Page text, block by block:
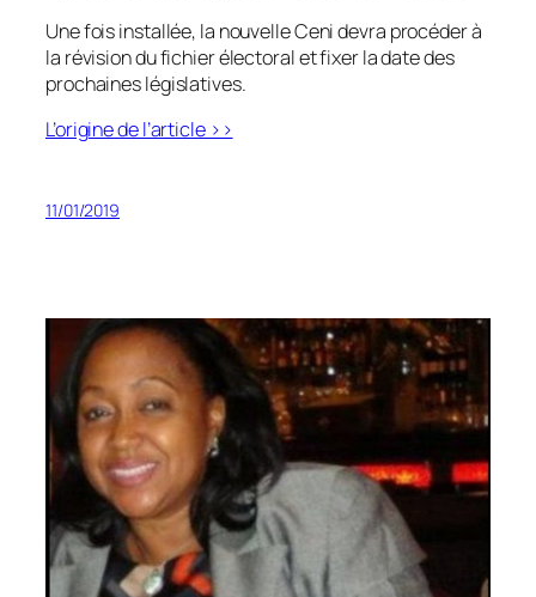
Une fois installée, la nouvelle Ceni devra procéder à
la révision du fichier électoral et fixer la date des
prochaines législatives.
L’origine de l’article >>
11/01/2019